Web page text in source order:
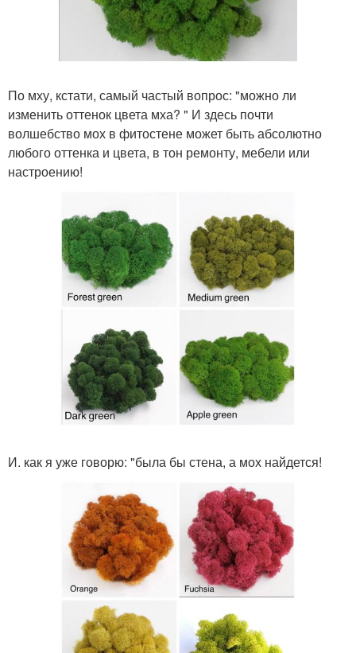
По мху, кстати, самый частый вопрос: "можно ли
изменить оттенок цвета мха? " И здесь почти
волшебство мох в фитостене может быть абсолютно
любого оттенка и цвета, в тон ремонту, мебели или
настроению!
И. как я уже говорю: "была бы стена, а мох найдется!